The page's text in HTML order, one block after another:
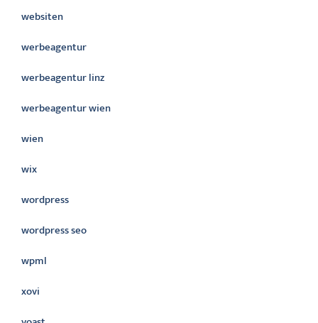
websiten
werbeagentur
werbeagentur linz
werbeagentur wien
wien
wix
wordpress
wordpress seo
wpml
xovi